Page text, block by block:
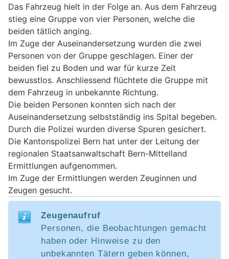
Das Fahrzeug hielt in der Folge an. Aus dem Fahrzeug
stieg eine Gruppe von vier Personen, welche die
beiden tätlich anging.
Im Zuge der Auseinandersetzung wurden die zwei
Personen von der Gruppe geschlagen. Einer der
beiden fiel zu Boden und war für kurze Zeit
bewusstlos. Anschliessend flüchtete die Gruppe mit
dem Fahrzeug in unbekannte Richtung.
Die beiden Personen konnten sich nach der
Auseinandersetzung selbstständig ins Spital begeben.
Durch die Polizei wurden diverse Spuren gesichert.
Die Kantonspolizei Bern hat unter der Leitung der
regionalen Staatsanwaltschaft Bern-Mittelland
Ermittlungen aufgenommen.
Im Zuge der Ermittlungen werden Zeuginnen und
Zeugen gesucht.
Zeugenaufruf
Personen, die Beobachtungen gemacht
haben oder Hinweise zu den
unbekannten Tätern geben können,